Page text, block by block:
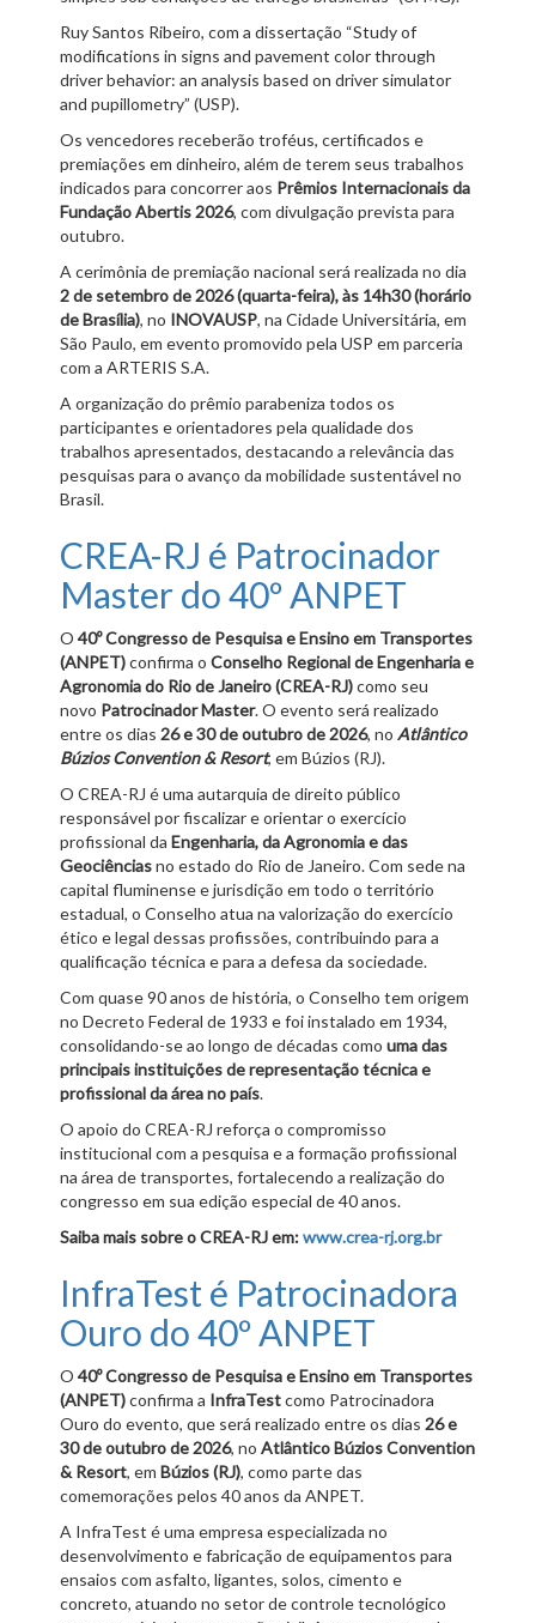
Ruy Santos Ribeiro, com a dissertação “Study of
modifications in signs and pavement color through
driver behavior: an analysis based on driver simulator
and pupillometry” (USP).
Os vencedores receberão troféus, certificados e
premiações em dinheiro, além de terem seus trabalhos
indicados para concorrer aos Prêmios Internacionais da
Fundação Abertis 2026, com divulgação prevista para
outubro.
A cerimônia de premiação nacional será realizada no dia
2 de setembro de 2026 (quarta-feira), às 14h30 (horário
de Brasília), no INOVAUSP, na Cidade Universitária, em
São Paulo, em evento promovido pela USP em parceria
com a ARTERIS S.A.
A organização do prêmio parabeniza todos os
participantes e orientadores pela qualidade dos
trabalhos apresentados, destacando a relevância das
pesquisas para o avanço da mobilidade sustentável no
Brasil.
CREA-RJ é Patrocinador
Master do 40º ANPET
O 40º Congresso de Pesquisa e Ensino em Transportes
(ANPET)confirma o Conselho Regional de Engenharia e
Agronomia do Rio de Janeiro (CREA-RJ)como seu
novo Patrocinador Master. O evento será realizado
entre os dias 26 e 30 de outubro de 2026, no Atlântico
Búzios Convention & Resort, em Búzios (RJ).
O CREA-RJ é uma autarquia de direito público
responsável por fiscalizar e orientar o exercício
profissional da Engenharia, da Agronomia e das
Geociênciasno estado do Rio de Janeiro. Com sede na
capital fluminense e jurisdição em todo o território
estadual, o Conselho atua na valorização do exercício
ético e legal dessas profissões, contribuindo para a
qualificação técnica e para a defesa da sociedade.
Com quase 90 anos de história, o Conselho tem origem
no Decreto Federal de 1933 e foi instalado em 1934,
consolidando-se ao longo de décadas como uma das
principais instituições de representação técnica e
profissional da área no país.
O apoio do CREA-RJ reforça o compromisso
institucional com a pesquisa e a formação profissional
na área de transportes, fortalecendo a realização do
congresso em sua edição especial de 40 anos.
Saiba mais sobre o CREA-RJ em:www.crea-rj.org.br
InfraTest é Patrocinadora
Ouro do 40º ANPET
O 40º Congresso de Pesquisa e Ensino em Transportes
(ANPET)confirma a InfraTestcomo Patrocinadora
Ouro do evento, que será realizado entre os dias 26 e
30 de outubro de 2026, no Atlântico Búzios Convention
& Resort, em Búzios (RJ), como parte das
comemorações pelos 40 anos da ANPET.
A InfraTest é uma empresa especializada no
desenvolvimento e fabricação de equipamentos para
ensaios com asfalto, ligantes, solos, cimento e
concreto, atuando no setor de controle tecnológico